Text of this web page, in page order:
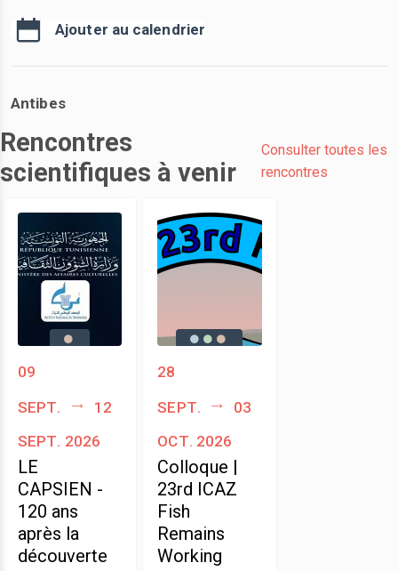
Ajouter au calendrier
Antibes
Rencontres
scientifiques à venir
Consulter toutes les
rencontres
09
sept.
12
sept. 2026
LE
CAPSIEN -
120 ans
après la
découverte
28
sept.
03
oct. 2026
Colloque |
23rd ICAZ
Fish
Remains
Working